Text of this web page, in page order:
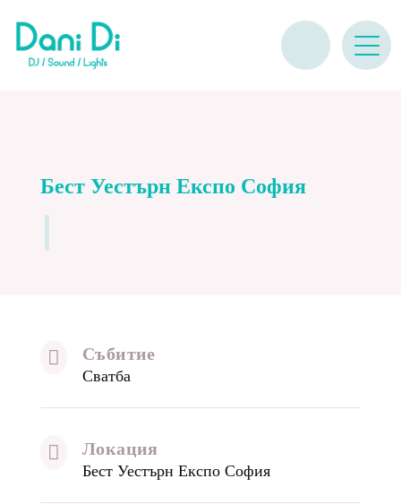
Бест Уестърн Експо София
 Събитие
Сватба
 Локация
Бест Уестърн Експо София